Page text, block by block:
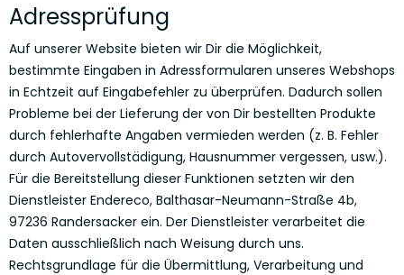
Adressprüfung
Auf unserer Website bieten wir Dir die Möglichkeit,
bestimmte Eingaben in Adressformularen unseres Webshops
in Echtzeit auf Eingabefehler zu überprüfen. Dadurch sollen
Probleme bei der Lieferung der von Dir bestellten Produkte
durch fehlerhafte Angaben vermieden werden (z. B. Fehler
durch Autovervollstädigung, Hausnummer vergessen, usw.).
Für die Bereitstellung dieser Funktionen setzten wir den
Dienstleister Endereco, Balthasar-Neumann-Straße 4b,
97236 Randersacker ein. Der Dienstleister verarbeitet die
Daten ausschließlich nach Weisung durch uns.
Rechtsgrundlage für die Übermittlung, Verarbeitung und